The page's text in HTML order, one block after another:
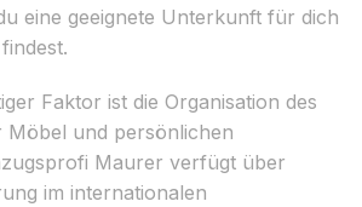
eine geeignete Unterkunft für dich
Faktor ist die Organisation des
Möbel und persönlichen
Maurer verfügt über
im internationalen